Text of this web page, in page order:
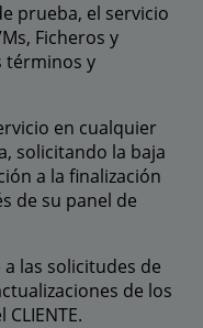
prueba, el servicio
Ficheros y
términos y
en cualquier
solicitando la baja
a la finalización
de su panel de
las solicitudes de
de los